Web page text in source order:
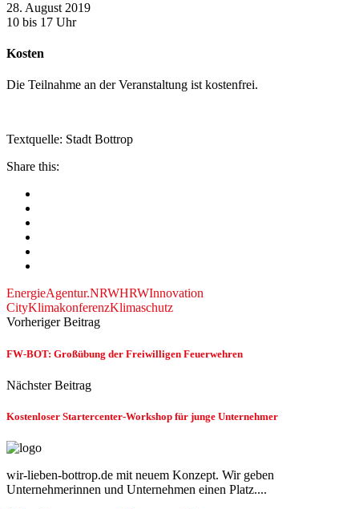
28. August 2019
10 bis 17 Uhr
Kosten
Die Teilnahme an der Veranstaltung ist kostenfrei.
Textquelle: Stadt Bottrop
Share this:
EnergieAgentur.NRWHRWInnovation
CityKlimakonferenzKlimaschutz
Vorheriger Beitrag
FW-BOT: Großübung der Freiwilligen Feuerwehren
Nächster Beitrag
Kostenloser Startercenter-Workshop für junge Unternehmer
wir-lieben-bottrop.de mit neuem Konzept. Wir geben
Unternehmerinnen und Unternehmen einen Platz....